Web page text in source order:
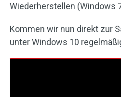
Wiederherstellen (Windows
Kommen wir nun direkt zur
unter Windows 10